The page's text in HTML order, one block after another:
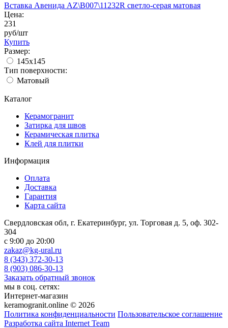
Вставка Авенида AZ\B007\11232R светло-серая матовая
Цена:
231
руб/шт
Купить
Размер:
145x145
Тип поверхности:
Матовый
Каталог
Керамогранит
Затирка для швов
Керамическая плитка
Клей для плитки
Информация
Оплата
Доставка
Гарантия
Карта сайта
Свердловская обл, г. Екатеринбург, ул. Торговая д. 5, оф. 302-
304
c 9:00 до 20:00
zakaz@kg-ural.ru
8 (343) 372-30-13
8 (903) 086-30-13
Заказать обратный звонок
мы в соц. сетях:
Интернет-магазин
keramogranit.online © 2026
Политика конфиденциальности Пользовательское соглашение
Разработка сайта Internet Team